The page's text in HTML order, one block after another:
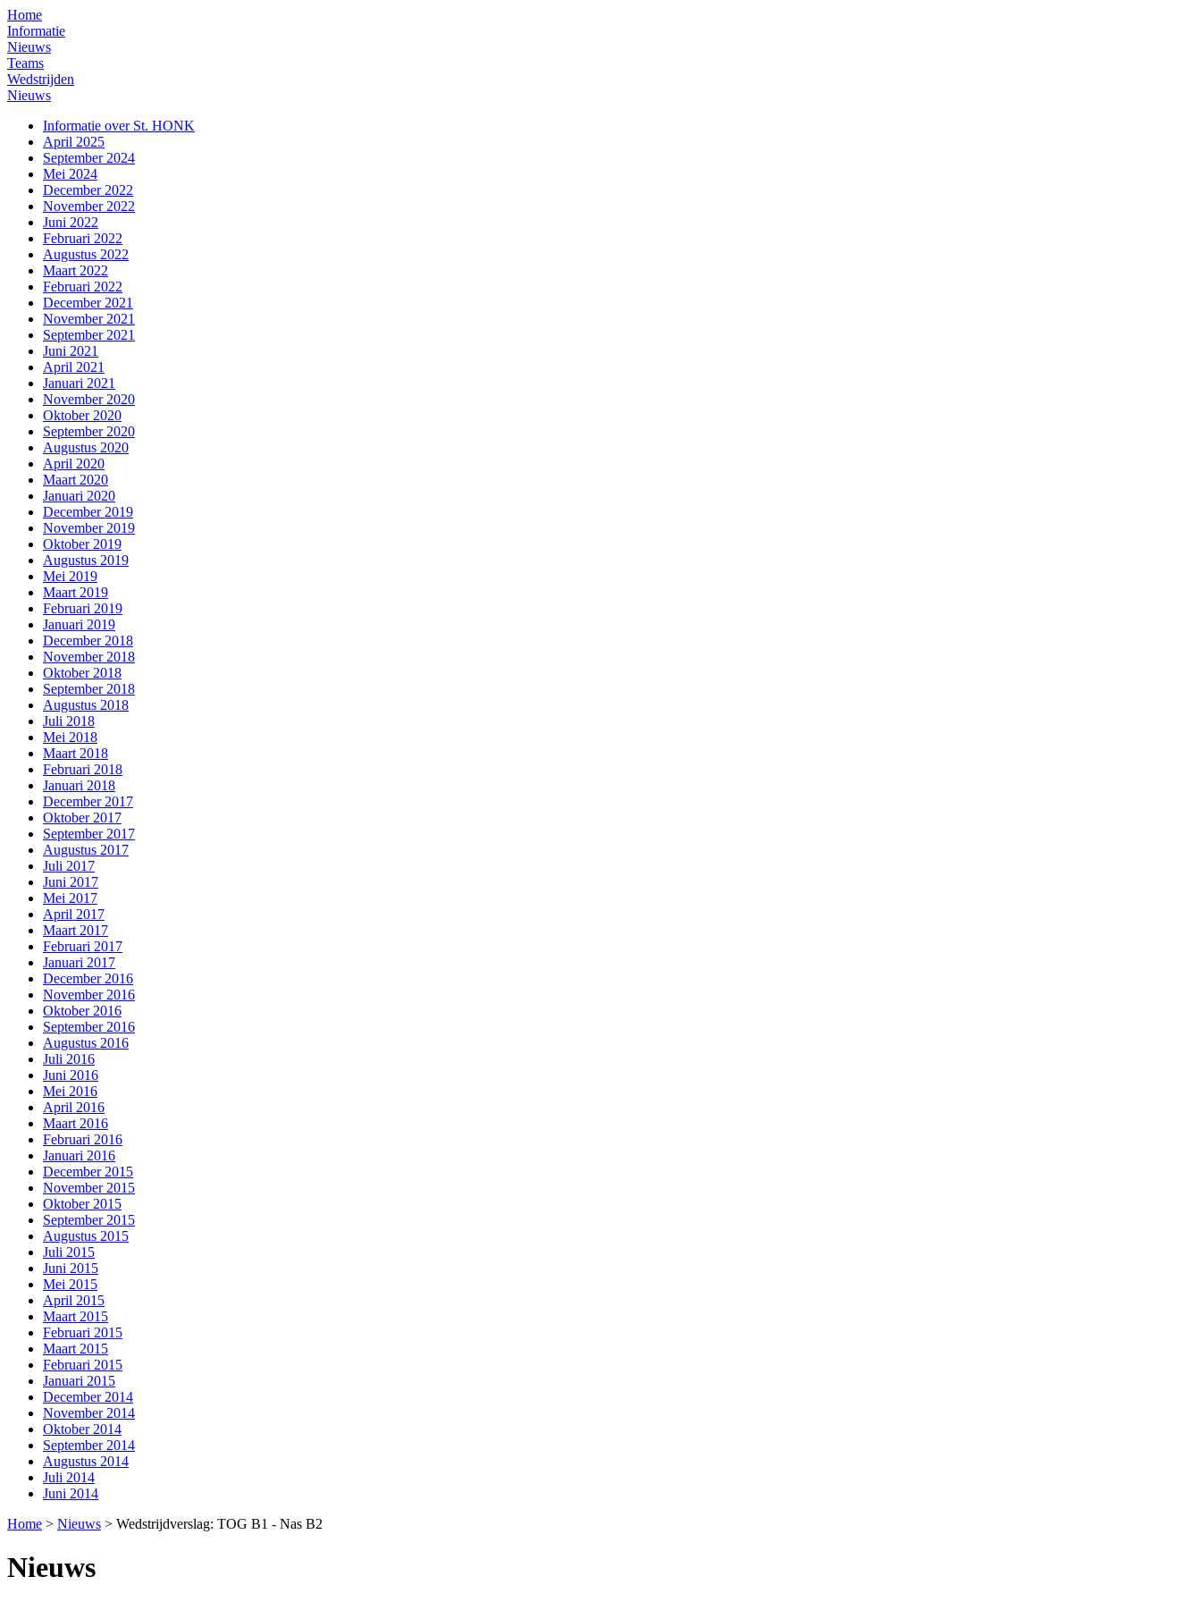
Home
Informatie
Nieuws
Teams
Wedstrijden
Nieuws
Informatie over St. HONK
April 2025
September 2024
Mei 2024
December 2022
November 2022
Juni 2022
Februari 2022
Augustus 2022
Maart 2022
Februari 2022
December 2021
November 2021
September 2021
Juni 2021
April 2021
Januari 2021
November 2020
Oktober 2020
September 2020
Augustus 2020
April 2020
Maart 2020
Januari 2020
December 2019
November 2019
Oktober 2019
Augustus 2019
Mei 2019
Maart 2019
Februari 2019
Januari 2019
December 2018
November 2018
Oktober 2018
September 2018
Augustus 2018
Juli 2018
Mei 2018
Maart 2018
Februari 2018
Januari 2018
December 2017
Oktober 2017
September 2017
Augustus 2017
Juli 2017
Juni 2017
Mei 2017
April 2017
Maart 2017
Februari 2017
Januari 2017
December 2016
November 2016
Oktober 2016
September 2016
Augustus 2016
Juli 2016
Juni 2016
Mei 2016
April 2016
Maart 2016
Februari 2016
Januari 2016
December 2015
November 2015
Oktober 2015
September 2015
Augustus 2015
Juli 2015
Juni 2015
Mei 2015
April 2015
Maart 2015
Februari 2015
Maart 2015
Februari 2015
Januari 2015
December 2014
November 2014
Oktober 2014
September 2014
Augustus 2014
Juli 2014
Juni 2014
Home > Nieuws > Wedstrijdverslag: TOG B1 - Nas B2
Nieuws